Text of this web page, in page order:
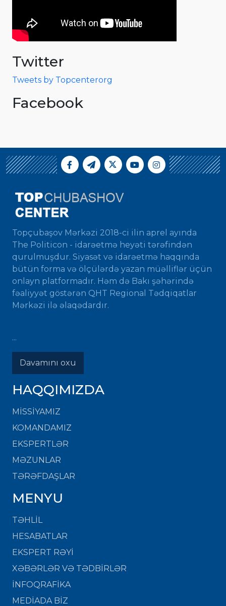
Twitter
Tweets by Topcenterorg
Facebook
Topçubaşov Mərkəzi 2018-ci ilin aprel ayında
The Politicon - idarəetmə heyəti tərəfindən
qurulmuşdur. Siyasət və idarəetmə haqqında
bütün forma və ölçülərdə yazan müəlliflər üçün
onlayn platformadır. Həm də Bakı şəhərində
fəaliyyət göstərən QHT Regional Tədqiqatlar
Mərkəzi ilə əlaqədardır.
...
Davamını oxu
HAQQIMIZDA
MISSIYAMIZ
KOMANDAMIZ
EKSPERTLƏR
MƏZUNLAR
TƏRƏFDAŞLAR
MENYU
TƏHLİL
HESABATLAR
EKSPERT RƏYİ
XƏBƏRLƏR VƏ TƏDBİRLƏR
İNFOQRAFİKA
MEDİADA BİZ